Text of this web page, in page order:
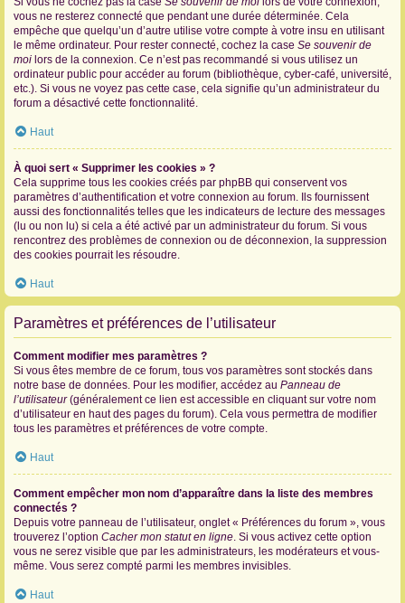
vous ne resterez connecté que pendant une durée déterminée. Cela
empêche que quelqu’un d’autre utilise votre compte à votre insu en utilisant
le même ordinateur. Pour rester connecté, cochez la case Se souvenir de
moi lors de la connexion. Ce n’est pas recommandé si vous utilisez un
ordinateur public pour accéder au forum (bibliothèque, cyber-café, université,
etc.). Si vous ne voyez pas cette case, cela signifie qu’un administrateur du
forum a désactivé cette fonctionnalité.
Haut
À quoi sert « Supprimer les cookies » ?
Cela supprime tous les cookies créés par phpBB qui conservent vos
paramètres d’authentification et votre connexion au forum. Ils fournissent
aussi des fonctionnalités telles que les indicateurs de lecture des messages
(lu ou non lu) si cela a été activé par un administrateur du forum. Si vous
rencontrez des problèmes de connexion ou de déconnexion, la suppression
des cookies pourrait les résoudre.
Haut
Paramètres et préférences de l’utilisateur
Comment modifier mes paramètres ?
Si vous êtes membre de ce forum, tous vos paramètres sont stockés dans
notre base de données. Pour les modifier, accédez au Panneau de
l’utilisateur(généralement ce lien est accessible en cliquant sur votre nom
d’utilisateur en haut des pages du forum). Cela vous permettra de modifier
tous les paramètres et préférences de votre compte.
Haut
Comment empêcher mon nom d’apparaître dans la liste des membres
connectés ?
Depuis votre panneau de l’utilisateur, onglet « Préférences du forum », vous
trouverez l’option Cacher mon statut en ligne. Si vous activez cette option
vous ne serez visible que par les administrateurs, les modérateurs et vous-
même. Vous serez compté parmi les membres invisibles.
Haut